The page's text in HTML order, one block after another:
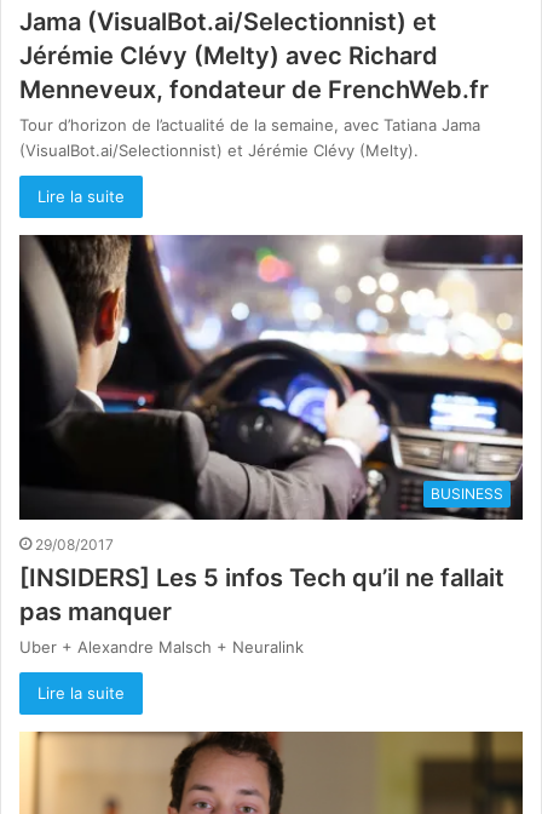
Jama (VisualBot.ai/Selectionnist) et
Jérémie Clévy (Melty) avec Richard
Menneveux, fondateur de FrenchWeb.fr
Tour d’horizon de l’actualité de la semaine, avec Tatiana Jama
(VisualBot.ai/Selectionnist) et Jérémie Clévy (Melty).
Lire la suite
BUSINESS
29/08/2017
[INSIDERS] Les 5 infos Tech qu’il ne fallait
pas manquer
Uber + Alexandre Malsch + Neuralink
Lire la suite